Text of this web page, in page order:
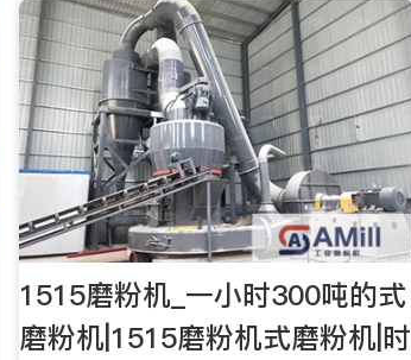
1515磨粉机_一小时300吨的式
磨粉机|1515磨粉机式磨粉机|时